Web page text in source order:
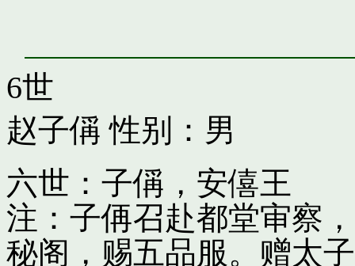
6世
赵子偁 性别：男
六世：子偁，安僖王
注：子侢召赴都堂审察
秘阁，赐五品服。赠太